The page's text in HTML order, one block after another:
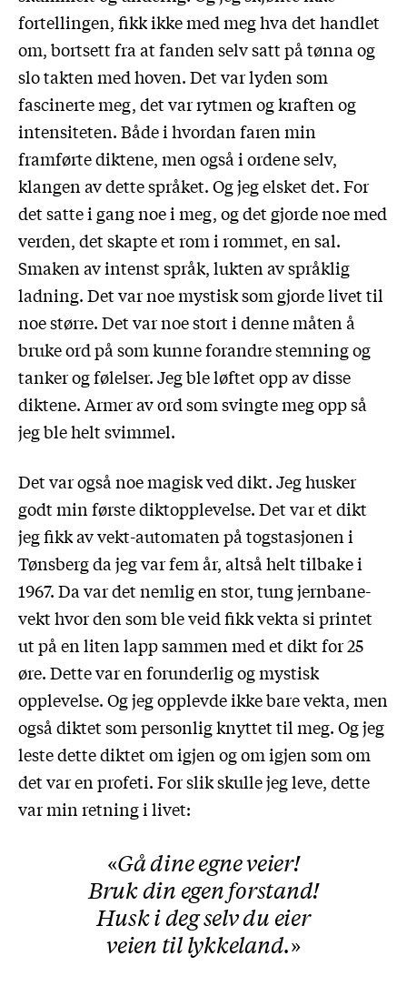
fortellingen, fikk ikke med meg hva det handlet
om, bortsett fra at fanden selv satt på tønna og
slo takten med hoven. Det var lyden som
fascinerte meg, det var rytmen og kraften og
intensiteten. Både i hvordan faren min
framførte diktene, men også i ordene selv,
klangen av dette språket. Og jeg elsket det. For
det satte i gang noe i meg, og det gjorde noe med
verden, det skapte et rom i rommet, en sal.
Smaken av intenst språk, lukten av språklig
ladning. Det var noe mystisk som gjorde livet til
noe større. Det var noe stort i denne måten å
bruke ord på som kunne forandre stemning og
tanker og følelser. Jeg ble løftet opp av disse
diktene. Armer av ord som svingte meg opp så
jeg ble helt svimmel.
Det var også noe magisk ved dikt. Jeg husker
godt min første diktopplevelse. Det var et dikt
jeg fikk av vekt-automaten på togstasjonen i
Tønsberg da jeg var fem år, altså helt tilbake i
1967. Da var det nemlig en stor, tung jernbane-
vekt hvor den som ble veid fikk vekta si printet
ut på en liten lapp sammen med et dikt for 25
øre. Dette var en forunderlig og mystisk
opplevelse. Og jeg opplevde ikke bare vekta, men
også diktet som personlig knyttet til meg. Og jeg
leste dette diktet om igjen og om igjen som om
det var en profeti. For slik skulle jeg leve, dette
var min retning i livet:
Gå dine egne veier!
Bruk din egen forstand!
Husk i deg selv du eier
veien til lykkeland.